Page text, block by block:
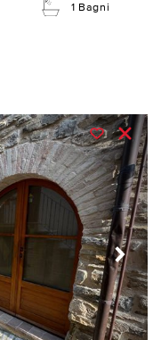
1 Bagni